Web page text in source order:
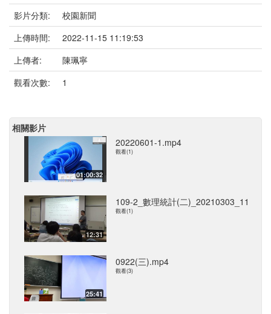
影片分類:
校園新聞
上傳時間:
2022-11-15 11:19:53
上傳者:
陳珮寧
觀看次數:
1
相關影片
01:00:32
20220601-1.mp4
觀看(1)
12:31
109-2_數理統計(二)_20210303_11
觀看(1)
25:41
0922(三).mp4
觀看(3)